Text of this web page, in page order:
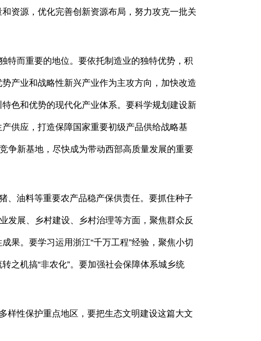
资源，优化完善创新资源布局，努力攻克一批关
而重要的地位。要依托制造业的独特优势，积
产业和战略性新兴产业作为主攻方向，加快改造
色和优势的现代化产业体系。要科学规划建设新
供应，打造保障国家重要初级产品供给战略基
争新基地，尽快成为带动西部高质量发展的重要
油料等重要农产品稳产保供责任。要抓住种子
发展、乡村建设、乡村治理等方面，聚焦群众反
果。要学习运用浙江“千万工程”经验，聚焦小切
之机搞“非农化”。要加强社会保障体系城乡统
性保护重点地区，要把生态文明建设这篇大文